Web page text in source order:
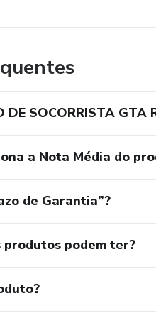
SOCORRISTA GTA
a Nota Média do
de Garantia”?
podem ter?